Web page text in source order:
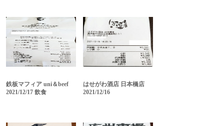
鉄板マフィア uni＆beef
2021/12/17 飲食
はせがわ酒店 日本橋店
2021/12/16